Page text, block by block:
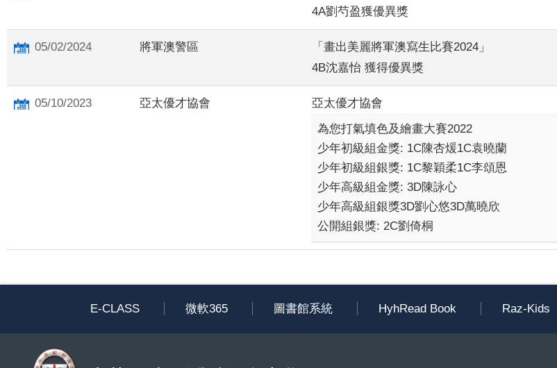
4A劉芍盈獲優異獎
05/02/2024 將軍澳警區
「畫出美麗將軍澳寫生比賽2024」
4B沈嘉怡 獲得優異獎
05/10/2023 亞太優才協會
亞太優才協會
為您打氣填色及繪畫大賽2022
少年初級組金獎: 1C陳杏煖1C袁曉蘭
少年初級組銀獎: 1C黎穎柔1C李頌恩
少年高級組金獎: 3D陳詠心
少年高級組銀獎3D劉心悠3D萬曉欣
公開組銀獎: 2C劉倚桐
E-CLASS 微軟365 圖書館系統 HyhRead Book Raz-Kids